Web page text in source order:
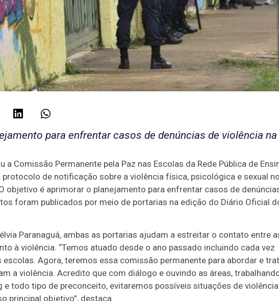
para enfrentar casos de denúncias de violência na
a Comissão Permanente pela Paz nas Escolas da Rede Pública de
de notificação sobre a violência física, psicológica e sexual no
objetivo é aprimorar o planejamento para enfrentar casos de
foram publicados por meio de portarias na edição do Diário Oficial
Paranaguá, ambas as portarias ajudam a estreitar o contato entre
à violência. “Temos atuado desde o ano passado incluindo cada vez
escolas. Agora, teremos essa comissão permanente para abordar e
a violência. Acredito que com diálogo e ouvindo as áreas,
todo tipo de preconceito, evitaremos possíveis situações de
principal objetivo”, destaca.